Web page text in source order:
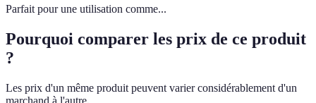
Parfait pour une utilisation comme...
Pourquoi comparer les prix de ce produit
?
Les prix d'un même produit peuvent varier considérablement d'un